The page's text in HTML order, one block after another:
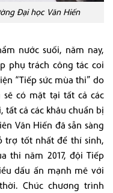
Đại học Văn Hiến
nước suối, năm nay,
phụ trách công tác coi
“Tiếp sức mùa thi” do
có mặt tại tất cả các
cả các khâu chuẩn bị
Văn Hiến đã sẵn sàng
trợ tốt nhất để thí sinh,
thi năm 2017, đội Tiếp
dấu ấn mạnh mẽ với
Chúc chương trình